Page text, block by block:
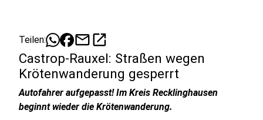
Teilen: mailopen_in_new
Castrop-Rauxel: Straßen wegen
Krötenwanderung gesperrt
Autofahrer aufgepasst! Im Kreis Recklinghausen
beginnt wieder die Krötenwanderung.